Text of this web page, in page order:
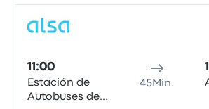
11:00
Estación de
Autobuses de
45Min.